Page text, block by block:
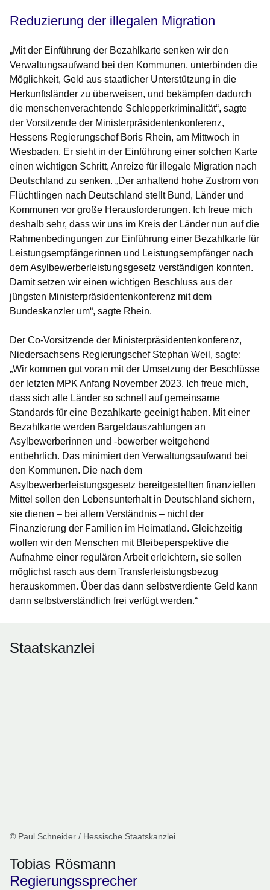
Reduzierung der illegalen Migration
„Mit der Einführung der Bezahlkarte senken wir den
Verwaltungsaufwand bei den Kommunen, unterbinden die
Möglichkeit, Geld aus staatlicher Unterstützung in die
Herkunftsländer zu überweisen, und bekämpfen dadurch
die menschenverachtende Schlepperkriminalität“, sagte
der Vorsitzende der Ministerpräsidentenkonferenz,
Hessens Regierungschef Boris Rhein, am Mittwoch in
Wiesbaden. Er sieht in der Einführung einer solchen Karte
einen wichtigen Schritt, Anreize für illegale Migration nach
Deutschland zu senken. „Der anhaltend hohe Zustrom von
Flüchtlingen nach Deutschland stellt Bund, Länder und
Kommunen vor große Herausforderungen. Ich freue mich
deshalb sehr, dass wir uns im Kreis der Länder nun auf die
Rahmenbedingungen zur Einführung einer Bezahlkarte für
Leistungsempfängerinnen und Leistungsempfänger nach
dem Asylbewerberleistungsgesetz verständigen konnten.
Damit setzen wir einen wichtigen Beschluss aus der
jüngsten Ministerpräsidentenkonferenz mit dem
Bundeskanzler um“, sagte Rhein.
Der Co-Vorsitzende der Ministerpräsidentenkonferenz,
Niedersachsens Regierungschef Stephan Weil, sagte:
„Wir kommen gut voran mit der Umsetzung der Beschlüsse
der letzten MPK Anfang November 2023. Ich freue mich,
dass sich alle Länder so schnell auf gemeinsame
Standards für eine Bezahlkarte geeinigt haben. Mit einer
Bezahlkarte werden Bargeldauszahlungen an
Asylbewerberinnen und -bewerber weitgehend
entbehrlich. Das minimiert den Verwaltungsaufwand bei
den Kommunen. Die nach dem
Asylbewerberleistungsgesetz bereitgestellten finanziellen
Mittel sollen den Lebensunterhalt in Deutschland sichern,
sie dienen – bei allem Verständnis – nicht der
Finanzierung der Familien im Heimatland. Gleichzeitig
wollen wir den Menschen mit Bleibeperspektive die
Aufnahme einer regulären Arbeit erleichtern, sie sollen
möglichst rasch aus dem Transferleistungsbezug
herauskommen. Über das dann selbstverdiente Geld kann
dann selbstverständlich frei verfügt werden.“
Staatskanzlei
© Paul Schneider / Hessische Staatskanzlei
Tobias Rösmann
Regierungssprecher